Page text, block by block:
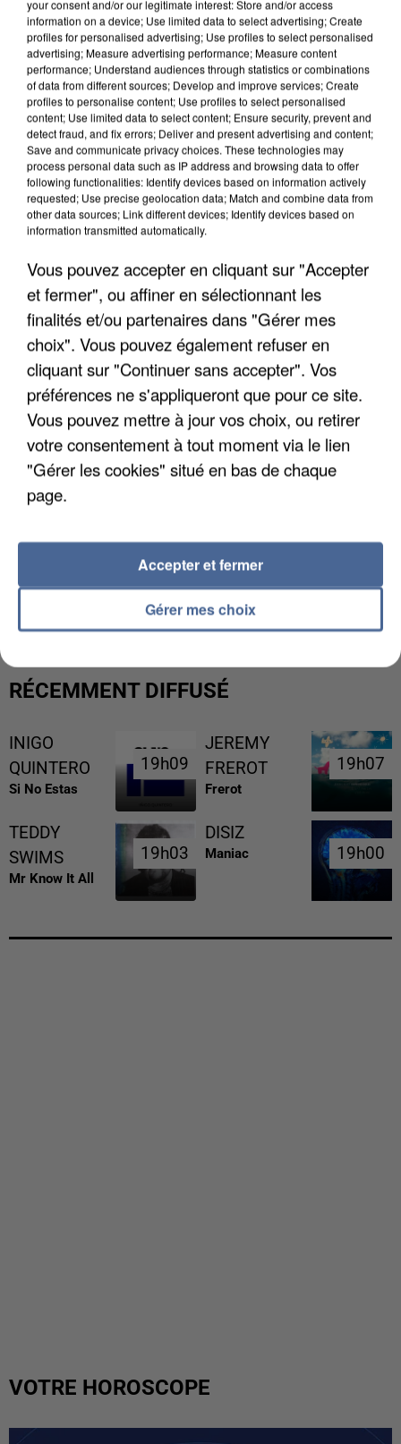
APRÈS TOUTES CES CANICULES, LES REFUGES
L’UN DES FONDATEURS SUPPOSÉS DE LA DZ
MAFIA INTERPELLÉ EN ALGÉRIE
RÉCEMMENT DIFFUSÉ
INIGO
QUINTERO
Si No Estas
19h09
19h09
JEREMY
FREROT
Frerot
19h07
19h07
TEDDY
SWIMS
Mr Know It All
19h03
19h03
DISIZ
Maniac 19h00
19h00
VOTRE HOROSCOPE
your consent and/or our legitimate interest: Store and/or access
information on a device; Use limited data to select advertising; Create
profiles for personalised advertising; Use profiles to select personalised
advertising; Measure advertising performance; Measure content
performance; Understand audiences through statistics or combinations
of data from different sources; Develop and improve services; Create
profiles to personalise content; Use profiles to select personalised
content; Use limited data to select content; Ensure security, prevent and
detect fraud, and fix errors; Deliver and present advertising and content;
Save and communicate privacy choices. These technologies may
process personal data such as IP address and browsing data to offer
following functionalities: Identify devices based on information actively
requested; Use precise geolocation data; Match and combine data from
other data sources; Link different devices; Identify devices based on
information transmitted automatically.
Vous pouvez accepter en cliquant sur "Accepter
et fermer", ou affiner en sélectionnant les
finalités et/ou partenaires dans "Gérer mes
choix". Vous pouvez également refuser en
cliquant sur "Continuer sans accepter". Vos
préférences ne s'appliqueront que pour ce site.
Vous pouvez mettre à jour vos choix, ou retirer
votre consentement à tout moment via le lien
"Gérer les cookies" situé en bas de chaque
page.
Gérer mes choix
Accepter et fermer